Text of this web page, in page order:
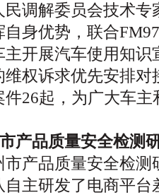
调解委员会技术专
身优势，联合
开展汽车使用知识
权诉求优先安排对
26起，为广大车
品质量安全检测
品质量安全检测
主研发了电商平台